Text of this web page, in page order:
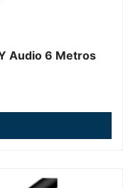
Audio 6 Metros